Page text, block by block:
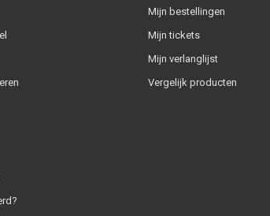
Mijn bestellingen
Mijn tickets
Mijn verlanglijst
Vergelijk producten